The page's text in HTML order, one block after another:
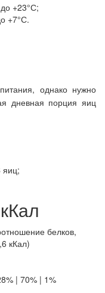
+23°С;
+7°С.
однако нужно
дневная порция яиц
яиц;
белков,
кКал)
| 70% | 1%